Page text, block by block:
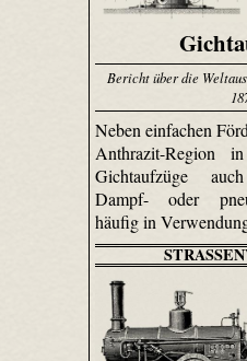
Bericht über die
Neben einfachen
Anthrazit-Region
Gicht­aufzüge
Dampf- oder
häufig in